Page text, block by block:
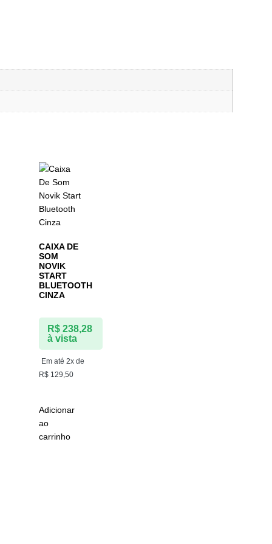
CAIXA DE
SOM
NOVIK
START
BLUETOOTH
CINZA
Em até 2x de
R$ 129,50
R$238,28
à vista
Adicionar
ao
carrinho